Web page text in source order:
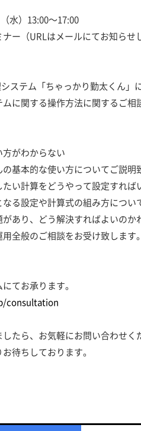
水）13:00～17:00
ー（URLはメールにてお知らせ
ステム「ちゃっかり勤太くん」
する操作方法に関するご相
がわからない
基本的な使い方についてご説明
い計算をどうやって設定すれば
る設定や計算式の組み方につい
あり、どう解決すればよいのか
全般のご相談をお受け致します。
てお承ります。
consultation
たら、お気軽にお問い合わせく
待ちしております。